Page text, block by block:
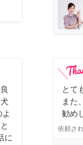
に
とて
また
勧め
依頼さ